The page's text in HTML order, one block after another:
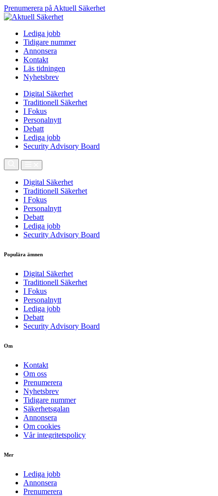
Prenumerera på Aktuell Säkerhet
Lediga jobb
Tidigare nummer
Annonsera
Kontakt
Läs tidningen
Nyhetsbrev
Digital Säkerhet
Traditionell Säkerhet
I Fokus
Personalnytt
Debatt
Lediga jobb
Security Advisory Board
Digital Säkerhet
Traditionell Säkerhet
I Fokus
Personalnytt
Debatt
Lediga jobb
Security Advisory Board
Populära ämnen
Digital Säkerhet
Traditionell Säkerhet
I Fokus
Personalnytt
Lediga jobb
Debatt
Security Advisory Board
Om
Kontakt
Om oss
Prenumerera
Nyhetsbrev
Tidigare nummer
Säkerhetsgalan
Annonsera
Om cookies
Vår integritetspolicy
Mer
Lediga jobb
Annonsera
Prenumerera